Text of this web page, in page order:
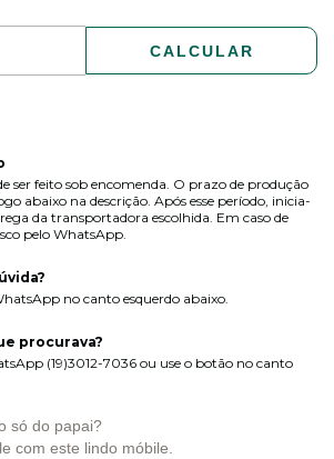
CALCULAR
ser feito sob encomenda. O prazo de produção
abaixo na descrição. Após esse período, inicia-
da transportadora escolhida. Em caso de
pelo WhatsApp.
no canto esquerdo abaixo.
procurava?
(19)3012-7036 ou use o botão no canto
só do papai?
com este lindo móbile.